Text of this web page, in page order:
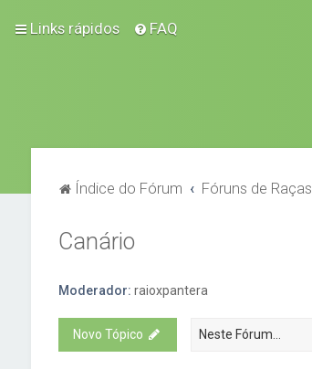
Links rápidos FAQ
Índice do Fórum Fóruns de Raças
Canário
Moderador: raioxpantera
Novo Tópico